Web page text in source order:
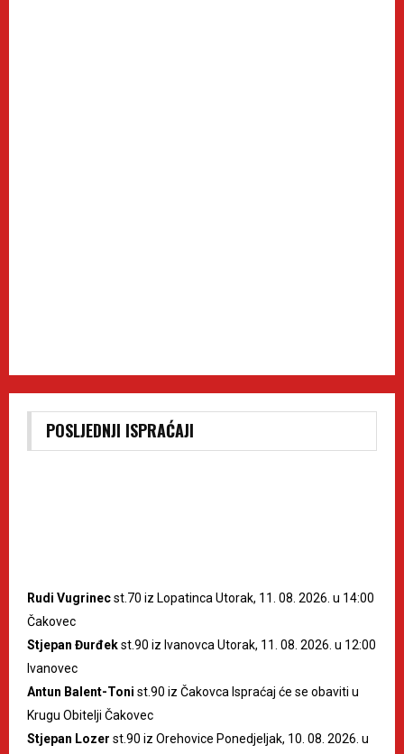
POSLJEDNJI ISPRAĆAJI
Rudi Vugrinecst.70 iz Lopatinca Utorak, 11. 08. 2026. u 14:00
Čakovec
Stjepan Đurđekst.90 iz Ivanovca Utorak, 11. 08. 2026. u 12:00
Ivanovec
Antun Balent-Toni st.90 iz Čakovca Ispraćaj će se obaviti u
Krugu Obitelji Čakovec
Stjepan Lozer st.90 iz Orehovice Ponedjeljak, 10. 08. 2026. u